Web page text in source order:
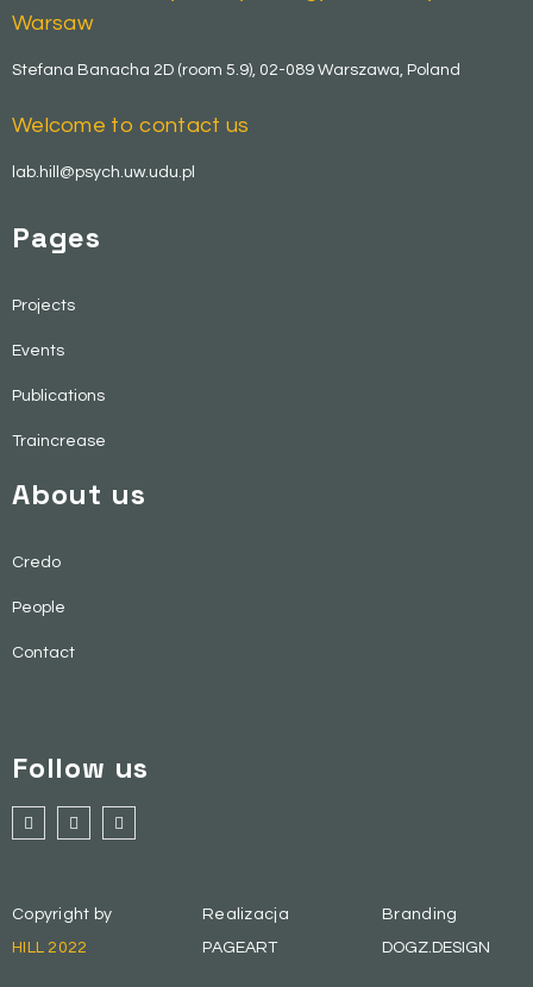
Warsaw
Stefana Banacha 2D (room 5.9), 02-089 Warszawa, Poland
Welcome to contact us
lab.hill@psych.uw.udu.pl
Pages
Projects
Events
Publications
Traincrease
About us
Credo
People
Contact
Follow us
Copyright by
HILL 2022
Realizacja
PAGEART
Branding
DOGZ.DESIGN